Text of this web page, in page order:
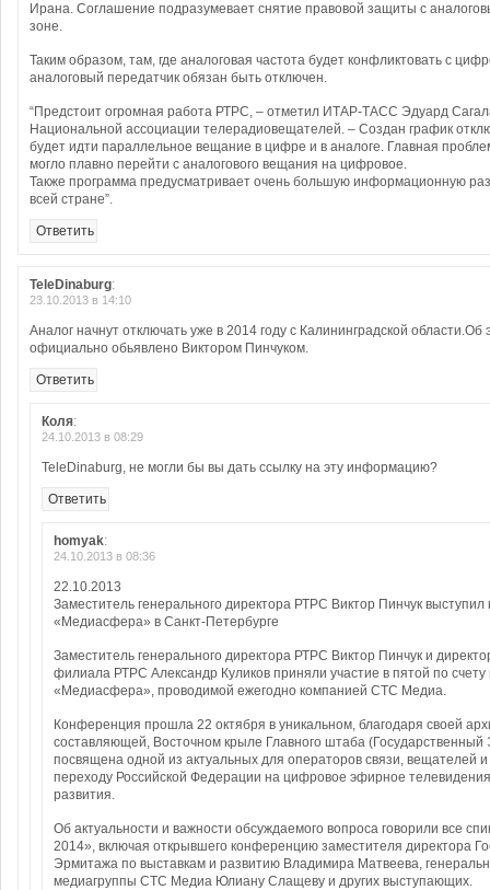
Ирана. Соглашение подразумевает снятие правовой защиты с
зоне.
Таким образом, там, где аналоговая частота будет конфликтовать с
аналоговый передатчик обязан быть отключен.
“Предстоит огромная работа РТРС, – отметил ИТАР-ТАСС Эдуард
Национальной ассоциации телерадиовещателей. – Создан график
будет идти параллельное вещание в цифре и в аналоге. Главная
могло плавно перейти с аналогового вещания на цифровое.
Также программа предусматривает очень большую информационную
всей стране”.
Ответить
TeleDinaburg:
23.10.2013 в 14:10
Аналог начнут отключать уже в 2014 году с Калининградской области.Об
официально обьявлено Виктором Пинчуком.
Ответить
Коля:
24.10.2013 в 08:29
TeleDinaburg, не могли бы вы дать ссылку на эту информацию?
Ответить
homyak:
24.10.2013 в 08:36
22.10.2013
Заместитель генерального директора РТРС Виктор Пинчук
«Медиасфера» в Санкт-Петербурге
Заместитель генерального директора РТРС Виктор Пинчук и
филиала РТРС Александр Куликов приняли участие в пятой по
«Медиасфера», проводимой ежегодно компанией СТС Медиа.
Конференция прошла 22 октября в уникальном, благодаря своей
составляющей, Восточном крыле Главного штаба
посвящена одной из актуальных для операторов связи, вещателей
переходу Российской Федерации на цифровое эфирное
развития.
Об актуальности и важности обсуждаемого вопроса говорили все
2014», включая открывшего конференцию заместителя директора
Эрмитажа по выставкам и развитию Владимира Матвеева,
медиагруппы СТС Медиа Юлиану Слащеву и других выступающих.